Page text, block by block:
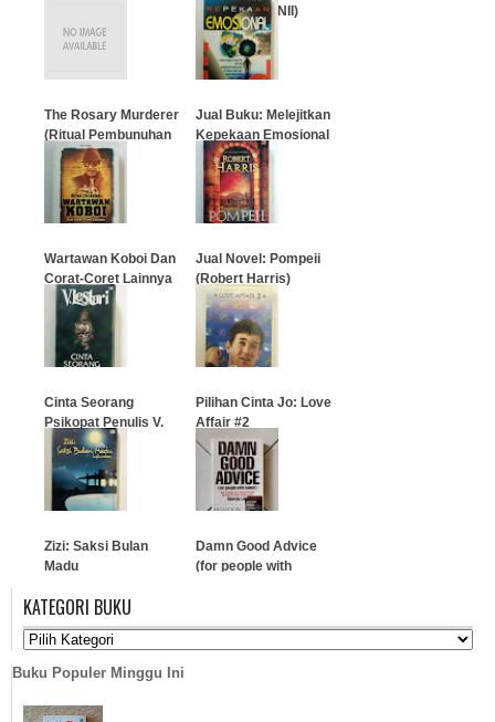
Juru Doktrin NII)
…
The Rosary Murderer
(Ritual Pembunuhan
Religius)
Jual Buku: Melejitkan
Kepekaan Emosional
…
Wartawan Koboi Dan
Corat-Coret Lainnya
Jual Novel: Pompeii
(Robert Harris)
…
Cinta Seorang
Psikopat Penulis V.
Lestari
…
Pilihan Cinta Jo: Love
Affair #2
Zizi: Saksi Bulan
Madu
…
Damn Good Advice
(for people with
…
KATEGORI BUKU
Buku Populer Minggu Ini